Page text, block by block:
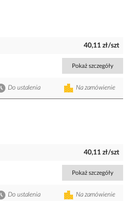
40,11 zł/szt
Pokaż szczegóły
Na zamówienie
Do ustalenia
40,11 zł/szt
Pokaż szczegóły
Na zamówienie
Do ustalenia